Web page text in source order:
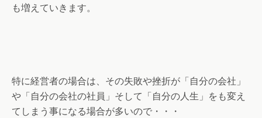
も増えていきます。
特に経営者の場合は、その失敗や挫折が「自分の会社」
や「自分の会社の社員」そして「自分の人生」をも変え
てしまう事になる場合が多いので・・・